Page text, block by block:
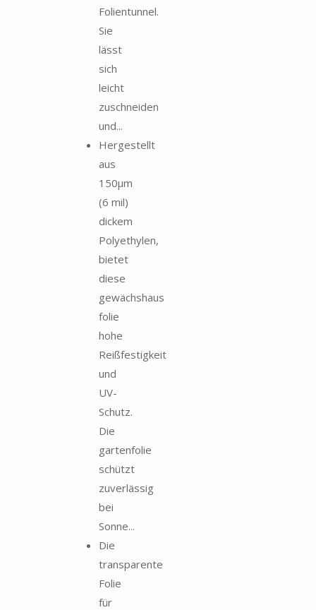
Folientunnel.
Sie
lässt
sich
leicht
zuschneiden
und...
Hergestellt
aus
150µm
(6 mil)
dickem
Polyethylen,
bietet
diese
gewächshaus
folie
hohe
Reißfestigkeit
und
UV-
Schutz.
Die
gartenfolie
schützt
zuverlässig
bei
Sonne...
Die
transparente
Folie
für